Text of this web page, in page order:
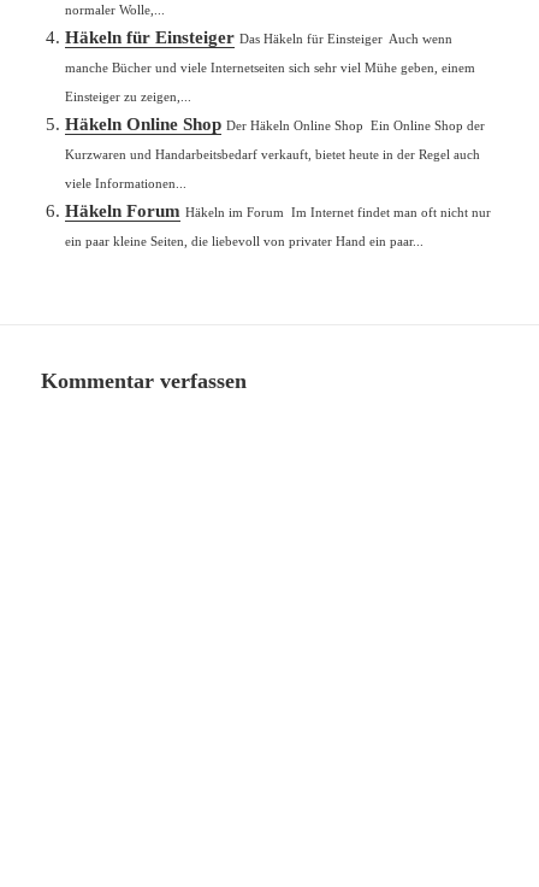
normaler Wolle,...
Häkeln für Einsteiger Das Häkeln für Einsteiger Auch wenn
manche Bücher und viele Internetseiten sich sehr viel Mühe geben, einem
Einsteiger zu zeigen,...
Häkeln Online Shop Der Häkeln Online Shop Ein Online Shop der
Kurzwaren und Handarbeitsbedarf verkauft, bietet heute in der Regel auch
viele Informationen...
Häkeln Forum Häkeln im Forum Im Internet findet man oft nicht nur
ein paar kleine Seiten, die liebevoll von privater Hand ein paar...
Kommentar verfassen